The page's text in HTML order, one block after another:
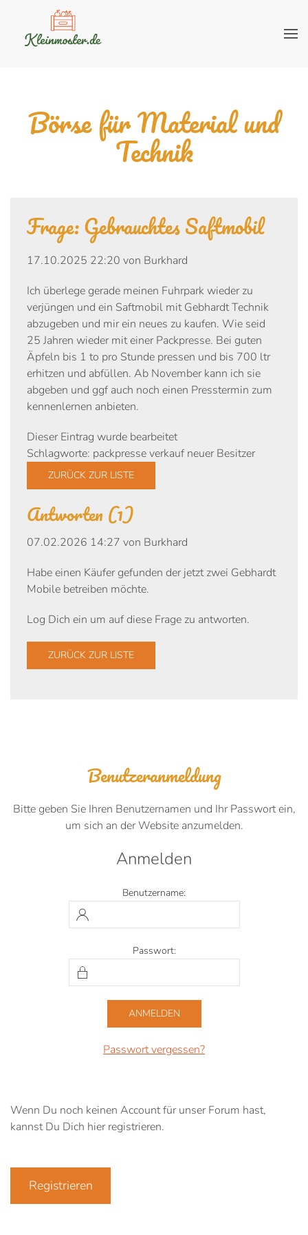
Börse für Material und
Technik
Frage: Gebrauchtes Saftmobil
17.10.2025 22:20 von Burkhard
Ich überlege gerade meinen Fuhrpark wieder zu
verjüngen und ein Saftmobil mit Gebhardt Technik
abzugeben und mir ein neues zu kaufen. Wie seid
25 Jahren wieder mit einer Packpresse. Bei guten
Äpfeln bis 1 to pro Stunde pressen und bis 700 ltr
erhitzen und abfüllen. Ab November kann ich sie
abgeben und ggf auch noch einen Presstermin zum
kennenlernen anbieten.
Dieser Eintrag wurde bearbeitet
Schlagworte: packpresseverkauf neuer Besitzer
ZURÜCK ZUR LISTE
Antworten (1)
07.02.2026 14:27 von Burkhard
Habe einen Käufer gefunden der jetzt zwei Gebhardt
Mobile betreiben möchte.
Log Dich ein um auf diese Frage zu antworten.
ZURÜCK ZUR LISTE
Benutzeranmeldung
Bitte geben Sie Ihren Benutzernamen und Ihr Passwort ein,
um sich an der Website anzumelden.
Anmelden
Benutzername:
Passwort:
Passwort vergessen?
Wenn Du noch keinen Account für unser Forum hast,
kannst Du Dich hier registrieren.
Registrieren